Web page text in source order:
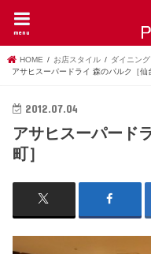
menu
HOME お店スタイル
ダイニン
アサヒスーパードライ 森のパルク［仙
2012.07.04
アサヒスーパード
町］